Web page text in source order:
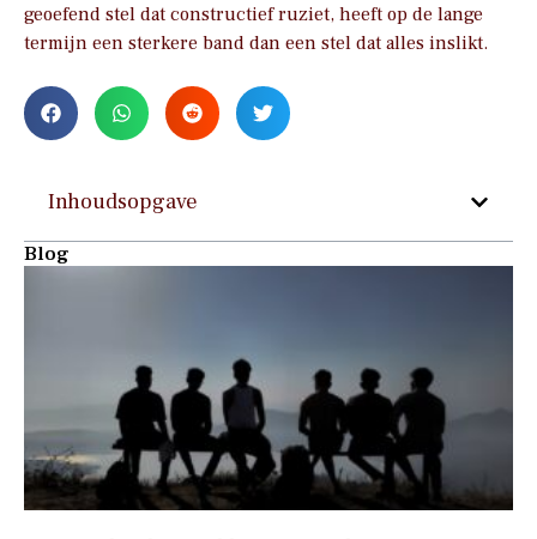
geoefend stel dat constructief ruziet, heeft op de lange
termijn een sterkere band dan een stel dat alles inslikt.
Inhoudsopgave
Blog